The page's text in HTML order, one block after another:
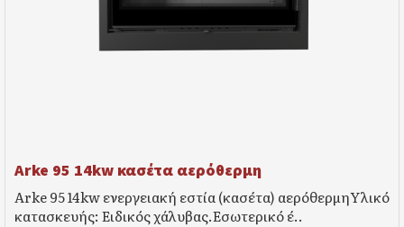
Arke 95 14kw κασέτα αερόθερμη
Arke 95 14kw ενεργειακή εστία (κασέτα) αερόθερμηΥλικό
κατασκευής: Ειδικός χάλυβας.Εσωτερικό έ..